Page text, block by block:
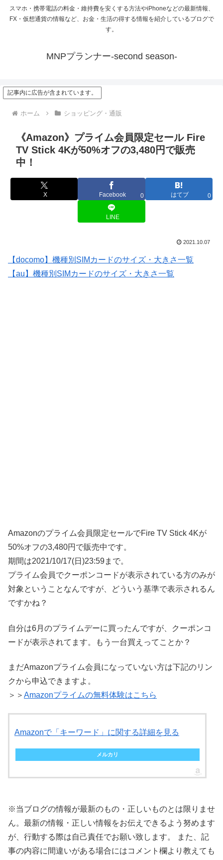
スマホ・携帯電話の料金・維持費を安くする方法やiPhoneなどの最新情報、
FX・仮想通貨の情報など、お金・生活の得する情報を紹介しているブログで
す。
MNPプランナー-second season-
記事内に広告が含まれています。
ホーム ショッピング・通販
《Amazon》プライム会員限定セール Fire
TV Stick 4Kが50%オフの3,480円で販売
中！
X Facebook 0 はてブ 0
LINE
2021.10.07
【docomo】機種別SIMカードのサイズ・大きさ一覧
【au】機種別SIMカードのサイズ・大きさ一覧
Amazonのプライム会員限定セールでFire TV Stick 4Kが
50%オフの3,480円で販売中です。
期間は2021/10/17(日)23:59まで。
プライム会員でクーポンコードが表示されている方のみが
対象ということなんですが、どういう基準で表示されるん
ですかね？
自分は6月のプライムデーに買ったんですが、クーポンコ
ードが表示されてます。もう一台買えってことか？
まだAmazonプライム会員になっていない方は下記のリン
クから申込できますよ。
＞＞ Amazonプライムの無料体験はこちら
Amazonで「キーワード」に関する詳細を見る
メルカリ
※当ブログの情報が最新のもの・正しいものとは限りませ
ん。最新の情報・正しい情報をお伝えできるよう努めます
が、行動する際は自己責任でお願い致します。 また、記
事の内容に間違いがある場合にはコメント欄より教えても